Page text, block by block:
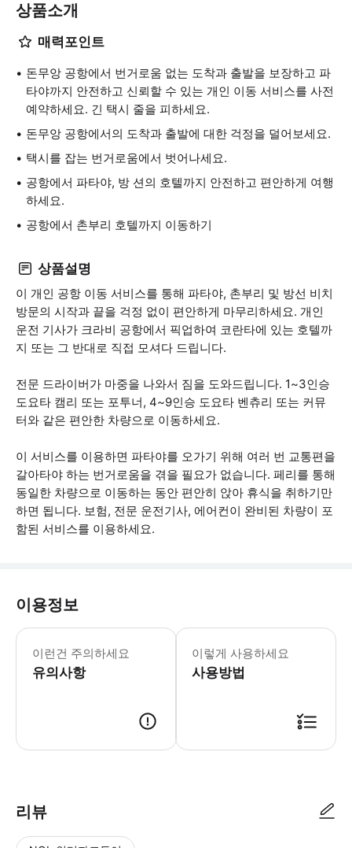
상품소개
매력포인트
돈무앙 공항에서 번거로움 없는 도착과 출발을 보장하고 파
타야까지 안전하고 신뢰할 수 있는 개인 이동 서비스를 사전
예약하세요. 긴 택시 줄을 피하세요.
돈무앙 공항에서의 도착과 출발에 대한 걱정을 덜어보세요.
택시를 잡는 번거로움에서 벗어나세요.
공항에서 파타야, 방 션의 호텔까지 안전하고 편안하게 여행
하세요.
공항에서 촌부리 호텔까지 이동하기
상품설명
이 개인 공항 이동 서비스를 통해 파타야, 촌부리 및 방선 비치
방문의 시작과 끝을 걱정 없이 편안하게 마무리하세요. 개인
운전 기사가 크라비 공항에서 픽업하여 코란타에 있는 호텔까
지 또는 그 반대로 직접 모셔다 드립니다.
전문 드라이버가 마중을 나와서 짐을 도와드립니다. 1~3인승
도요타 캠리 또는 포투너, 4~9인승 도요타 벤츄리 또는 커뮤
터와 같은 편안한 차량으로 이동하세요.
이 서비스를 이용하면 파타야를 오가기 위해 여러 번 교통편을
갈아타야 하는 번거로움을 겪을 필요가 없습니다. 페리를 통해
동일한 차량으로 이동하는 동안 편안히 앉아 휴식을 취하기만
하면 됩니다. 보험, 전문 운전기사, 에어컨이 완비된 차량이 포
함된 서비스를 이용하세요.
이용정보
이런건 주의하세요
유의사항
출발 돈무앙 국제공항(출구 게이트
이렇게 사용하세요
사용방법
리뷰